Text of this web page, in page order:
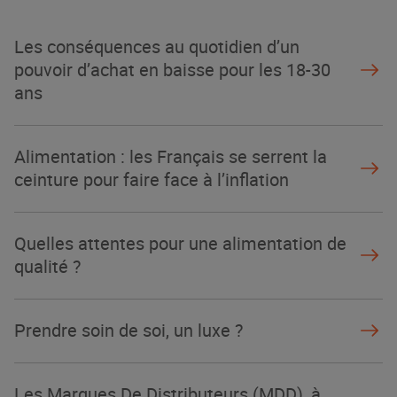
NOTRE MODÈLE
Les conséquences au quotidien d’un
pouvoir d’achat en baisse pour les 18-30
ans
Alimentation : les Français se serrent la
ceinture pour faire face à l’inflation
Quelles attentes pour une alimentation de
qualité ?
Prendre soin de soi, un luxe ?